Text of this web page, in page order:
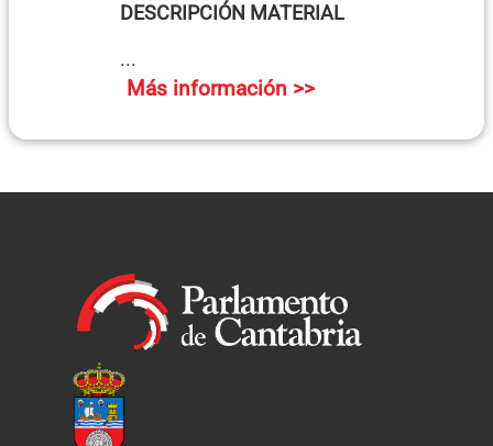
DESCRIPCIÓN MATERIAL
...
Más información >>